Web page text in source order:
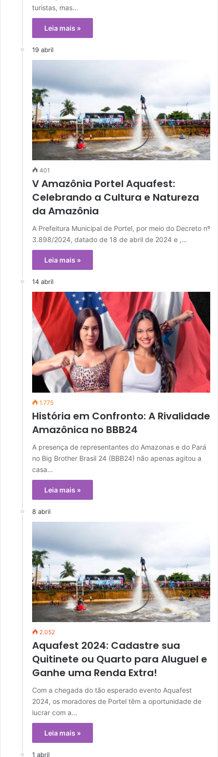
turistas, mas…
Leia mais »
19 abril
401
V Amazônia Portel Aquafest:
Celebrando a Cultura e Natureza
da Amazônia
A Prefeitura Municipal de Portel, por meio do Decreto nº
3.898/2024, datado de 18 de abril de 2024 e ,…
Leia mais »
14 abril
1.775
História em Confronto: A Rivalidade
Amazônica no BBB24
A presença de representantes do Amazonas e do Pará
no Big Brother Brasil 24 (BBB24) não apenas agitou a
casa…
Leia mais »
8 abril
2.052
Aquafest 2024: Cadastre sua
Quitinete ou Quarto para Aluguel e
Ganhe uma Renda Extra!
Com a chegada do tão esperado evento Aquafest
2024, os moradores de Portel têm a oportunidade de
lucrar com a…
Leia mais »
1 abril